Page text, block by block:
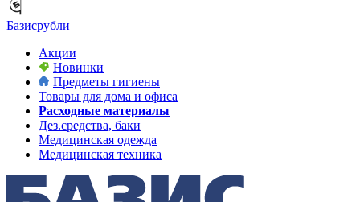
Базисрубли
Акции
Новинки
Предметы гигиены
Товары для дома и офиса
Расходные материалы
Дез.средства, баки
Медицинская одежда
Медицинская техника